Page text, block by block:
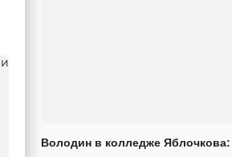
Володин в колледже Яблочкова: